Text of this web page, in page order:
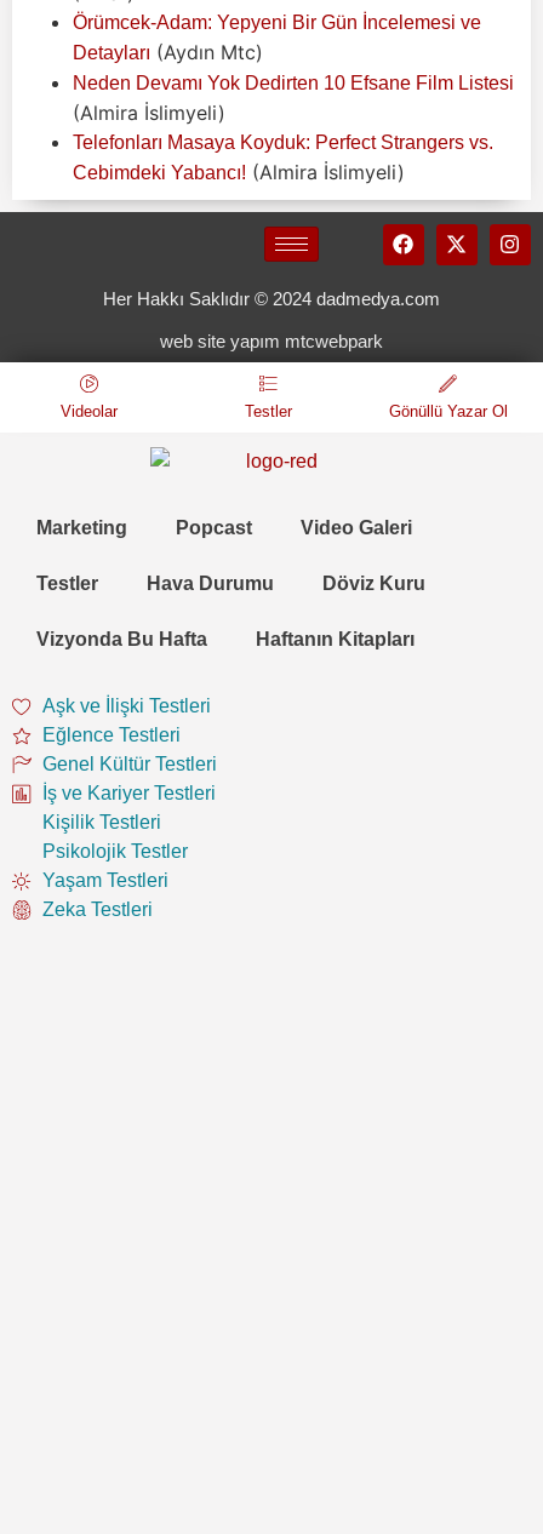
Örümcek-Adam: Yepyeni Bir Gün İncelemesi ve
Detayları (Aydın Mtc)
Neden Devamı Yok Dedirten 10 Efsane Film Listesi
(Almira İslimyeli)
Telefonları Masaya Koyduk: Perfect Strangers vs.
Cebimdeki Yabancı! (Almira İslimyeli)
Her Hakkı Saklıdır © 2024 dadmedya.com
web site yapım mtcwebpark
Videolar Testler Gönüllü Yazar Ol
Marketing Popcast Video Galeri
Testler Hava Durumu Döviz Kuru
Vizyonda Bu Hafta Haftanın Kitapları
Aşk ve İlişki Testleri
Eğlence Testleri
Genel Kültür Testleri
İş ve Kariyer Testleri
Kişilik Testleri
Psikolojik Testler
Yaşam Testleri
Zeka Testleri